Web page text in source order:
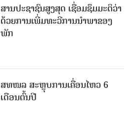
ສານປະຊາຊົນສູງສຸດ ເຊື່ອມຊຶມມະຕິວ່າ
ດ້ວຍການເພີ່ມທະວີການນຳພາຂອງ
ພັກ
ສທໜລ ສະຫຼຸບການເຄື່ອນໄຫວ 6
ເດືອນຕົ້ນປີ